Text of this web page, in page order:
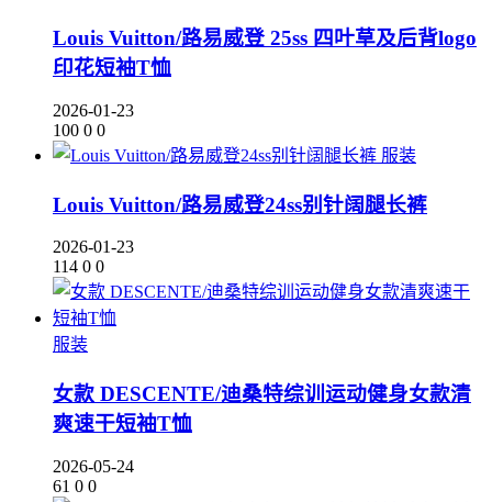
Louis Vuitton/路易威登 25ss 四叶草及后背logo
印花短袖T恤
2026-01-23
100 0 0
服装
Louis Vuitton/路易威登24ss别针阔腿长裤
2026-01-23
114 0 0
服装
女款 DESCENTE/迪桑特综训运动健身女款清
爽速干短袖T恤
2026-05-24
61 0 0